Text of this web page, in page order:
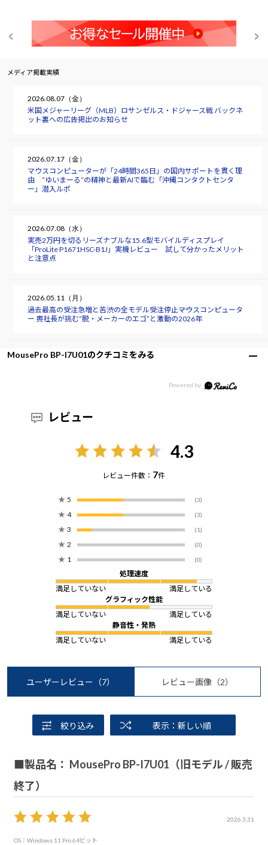
メディア掲載実績
2026.08.07（金）
米国メジャーリーグ（MLB）ロサンゼルス・ドジャース戦 バックネ
ット裏への広告掲出のお知らせ
2026.07.17（金）
マウスコンピューターが「24時間365日」の国内サポートを貫く理
由 “ゆいまーる”の精神と最新AIで臨む「沖縄コンタクトセンタ
ー」潜入ルポ
2026.07.08（水）
実売2万円を切るリーズナブルな15.6型モバイルディスプレイ
「ProLite P1671HSC-B1J」実機レビュー 試して分かったメリット
と注意点
2026.05.11（月）
過去最高の受注急増と苦渋の全モデル受注停止――マウスコンピュータ
ー 軣社長が挑む“脱・メーカーのエゴ”と激動の2026年
MousePro BP-I7U01のクチコミをみる
レビュー
4.3
レビュー件数： 7件
★ 5 (3)
★ 4 (3)
★ 3 (1)
★ 2 (0)
★ 1 (0)
処理速度
満足していない
満足している
グラフィック性能
満足していない
満足している
静音性・発熱
満足していない
満足している
ユーザーレビュー （7） レビュー画像 （2）
絞り込み 表示：新しい順
■製品名： MousePro BP-I7U01（旧モデル / 販売
終了）
2026.3.31
OS：Windows 11 Pro 64ビット